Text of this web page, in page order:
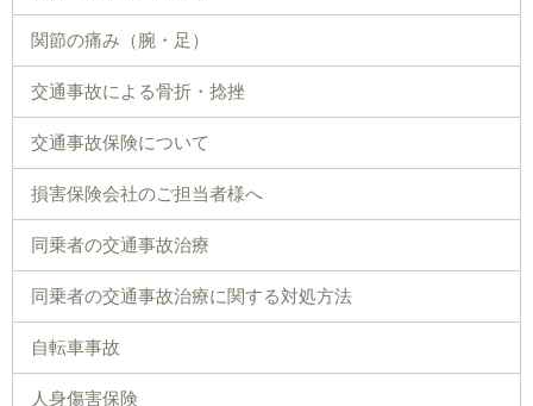
関節の痛み（腕・足）
交通事故による骨折・捻挫
交通事故保険について
損害保険会社のご担当者様へ
同乗者の交通事故治療
同乗者の交通事故治療に関する対処方法
自転車事故
人身傷害保険